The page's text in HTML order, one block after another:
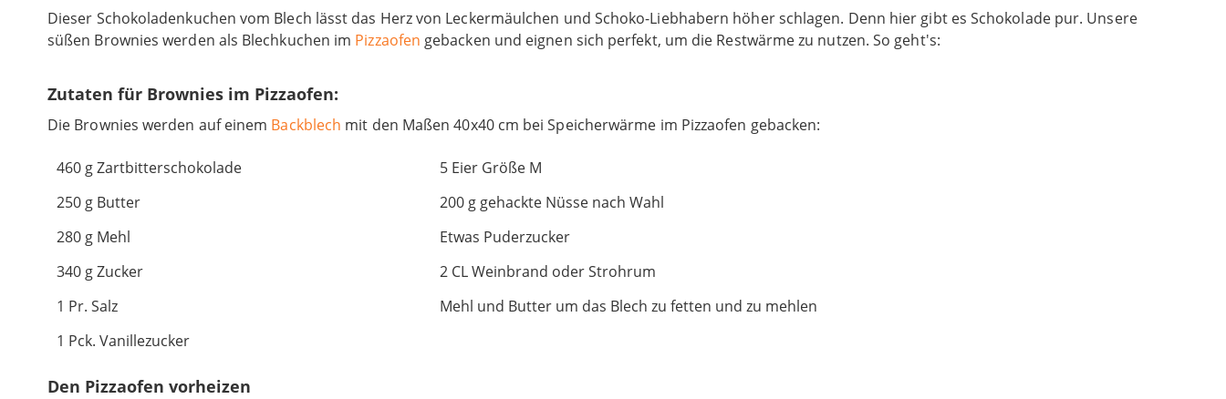
Dieser Schokoladenkuchen vom Blech lässt das Herz von Leckermäulchen und Schoko-Liebhabern höher schlagen. Denn hier gibt es Schokolade pur. Unsere
süßen Brownies werden als Blechkuchen im Pizzaofen gebacken und eignen sich perfekt, um die Restwärme zu nutzen. So geht's:
Zutaten für Brownies im Pizzaofen:
Die Brownies werden auf einem Backblech mit den Maßen 40x40 cm bei Speicherwärme im Pizzaofen gebacken:
460 g Zartbitterschokolade
5 Eier Größe M
250 g Butter
200 g gehackte Nüsse nach Wahl
280 g Mehl
Etwas Puderzucker
340 g Zucker
2 CL Weinbrand oder Strohrum
1 Pr. Salz
Mehl und Butter um das Blech zu fetten und zu mehlen
1 Pck. Vanillezucker
Den Pizzaofen vorheizen